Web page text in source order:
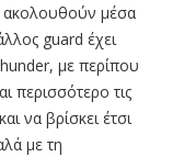
ακολουθούν μέσα
guard έχει
με περίπου
περισσότερο τις
και να βρίσκει έτσι
με τη